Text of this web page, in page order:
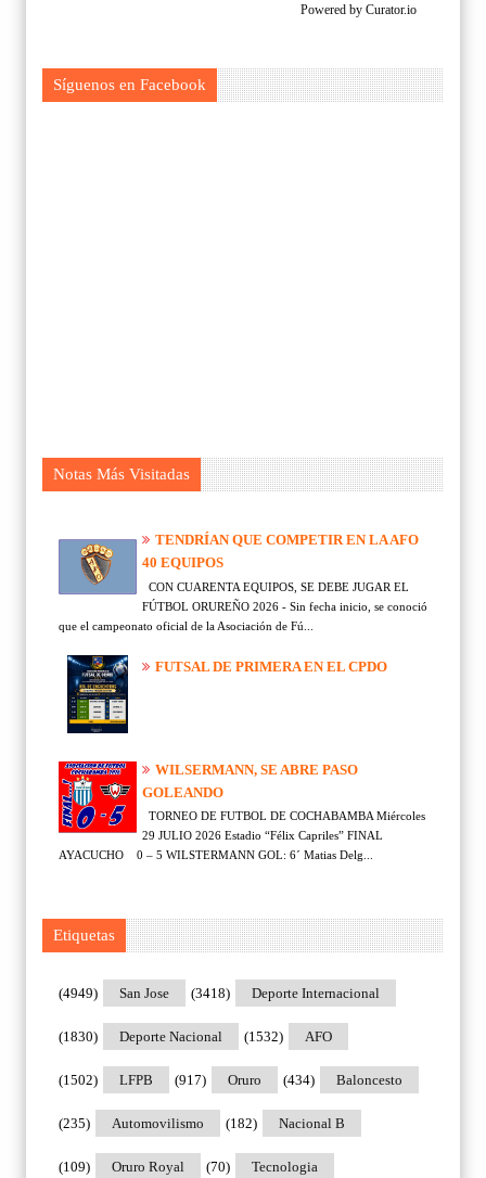
Powered by Curator.io
Síguenos en Facebook
Notas Más Visitadas
TENDRÍAN QUE COMPETIR EN LA AFO
40 EQUIPOS
CON CUARENTA EQUIPOS, SE DEBE JUGAR EL
FÚTBOL ORUREÑO 2026 - Sin fecha inicio, se conoció
que el campeonato oficial de la Asociación de Fú...
FUTSAL DE PRIMERA EN EL CPDO
WILSERMANN, SE ABRE PASO
GOLEANDO
TORNEO DE FUTBOL DE COCHABAMBA Miércoles
29 JULIO 2026 Estadio “Félix Capriles” FINAL
AYACUCHO 0 – 5 WILSTERMANN GOL: 6´ Matias Delg...
Etiquetas
San Jose
(4949) Deporte Internacional
(3418)
Deporte Nacional
(1830) AFO
(1532)
LFPB
(1502) Oruro
(917) Baloncesto
(434)
Automovilismo
(235) Nacional B
(182)
Oruro Royal
(109) Tecnologia
(70)